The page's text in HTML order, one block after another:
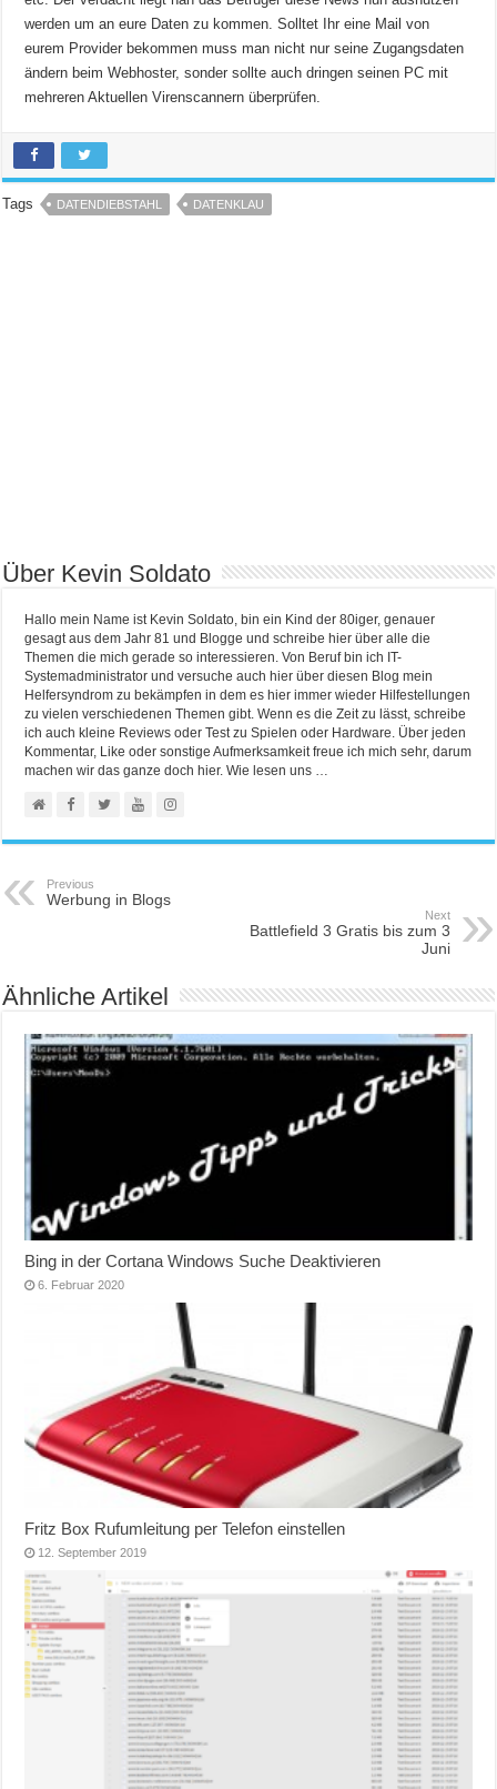
werden um an eure Daten zu kommen. Solltet Ihr eine Mail von
eurem Provider bekommen muss man nicht nur seine Zugangsdaten
ändern beim Webhoster, sonder sollte auch dringen seinen PC mit
mehreren Aktuellen Virenscannern überprüfen.
Tags DATENDIEBSTAHL DATENKLAU
Über Kevin Soldato
Hallo mein Name ist Kevin Soldato, bin ein Kind der 80iger, genauer
gesagt aus dem Jahr 81 und Blogge und schreibe hier über alle die
Themen die mich gerade so interessieren. Von Beruf bin ich IT-
Systemadministrator und versuche auch hier über diesen Blog mein
Helfersyndrom zu bekämpfen in dem es hier immer wieder Hilfestellungen
zu vielen verschiedenen Themen gibt. Wenn es die Zeit zu lässt, schreibe
ich auch kleine Reviews oder Test zu Spielen oder Hardware. Über jeden
Kommentar, Like oder sonstige Aufmerksamkeit freue ich mich sehr, darum
machen wir das ganze doch hier. Wie lesen uns …
Previous
Werbung in Blogs
Next
Battlefield 3 Gratis bis zum 3
Juni
Ähnliche Artikel
Bing in der Cortana Windows Suche Deaktivieren
6. Februar 2020
Fritz Box Rufumleitung per Telefon einstellen
12. September 2019